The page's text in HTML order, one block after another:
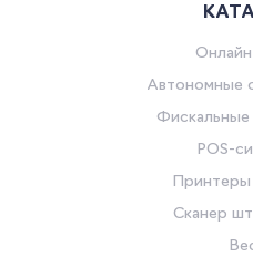
Автономные
Фискальные
POS-
Сканер